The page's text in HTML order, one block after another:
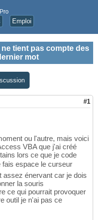
Emploi
tient pas compte des
mot
#1
ou l'autre, mais voici
VBA que j'ai créé
lors ce que je code
fais espace le curseur
assez énervant car je dois
la souris
ce qui pourrait provoquer
outil je n'ai pas ce